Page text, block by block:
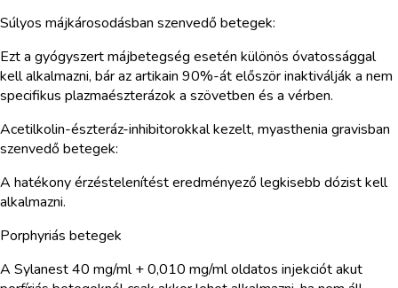
Súlyos májkárosodásban szenvedő betegek:
Ezt a gyógyszert májbetegség esetén különös óvatossággal
kell alkalmazni, bár az artikain 90%-át először inaktiválják a nem
specifikus plazmaészterázok a szövetben és a vérben.
Acetilkolin-észteráz-inhibitorokkal kezelt, myasthenia gravisban
szenvedő betegek:
A hatékony érzéstelenítést eredményező legkisebb dózist kell
alkalmazni.
Porphyriás betegek
A Sylanest 40 mg/ml + 0,010 mg/ml oldatos injekciót akut